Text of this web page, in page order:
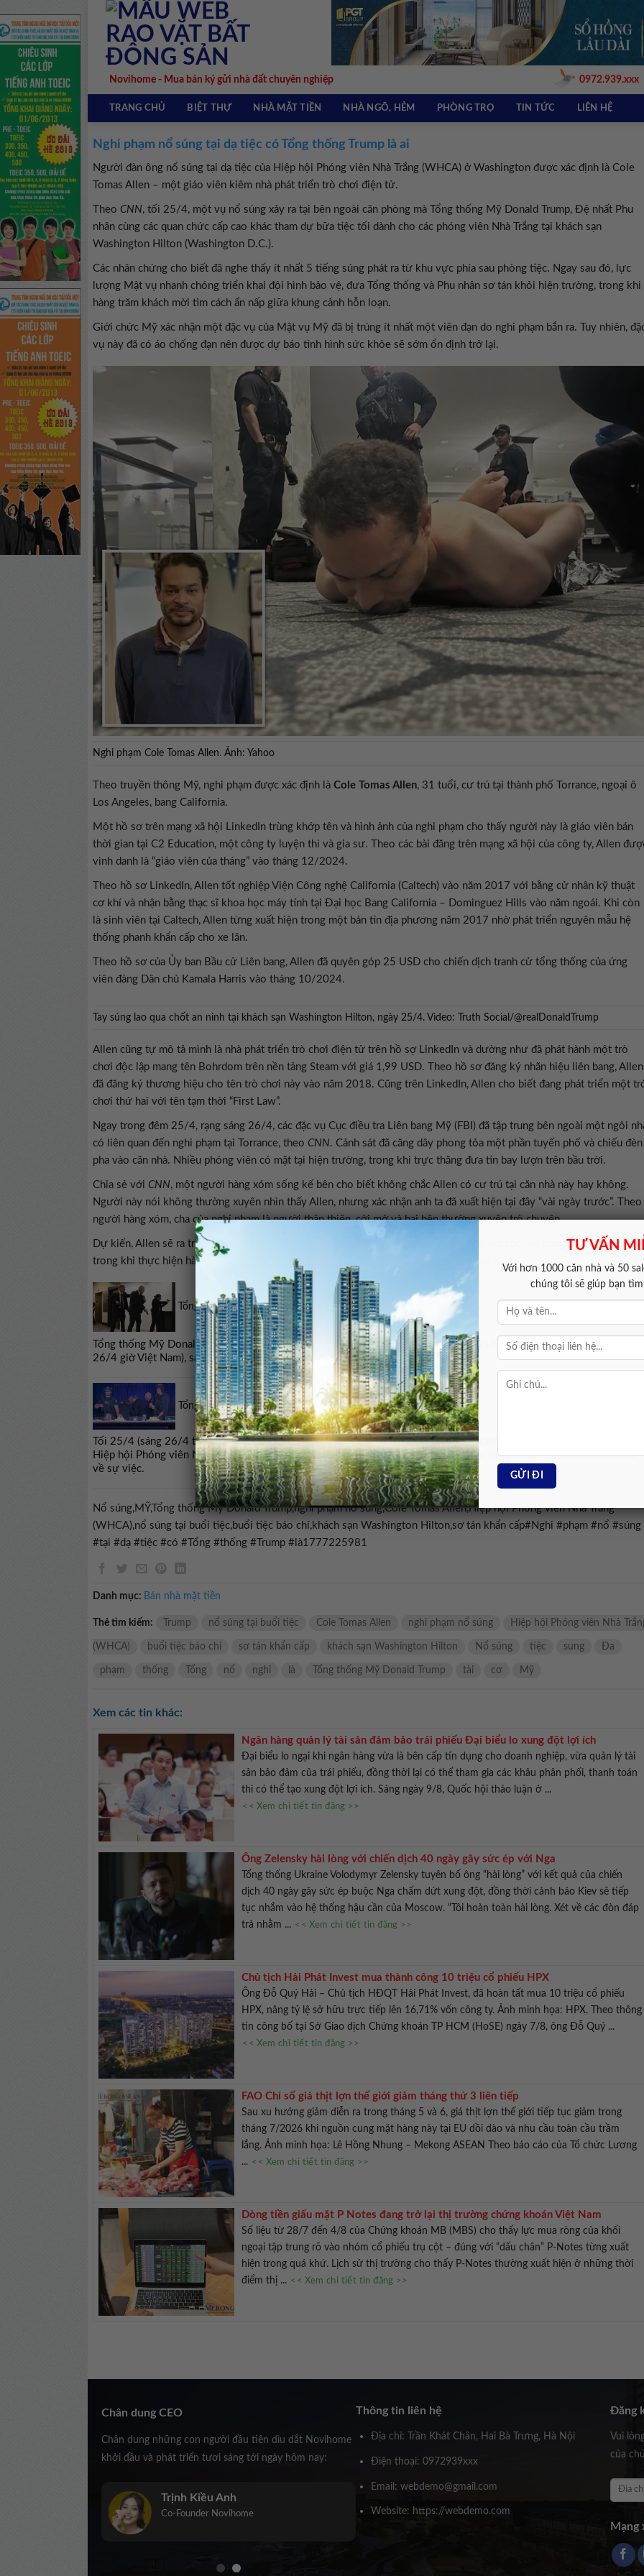
TƯ VẤN
Với hơn 1000 căn nhà và 50
chúng tôi sẽ giúp bạn
Skip
content
Novihome - Mua bán ký gửi nhà đất chuyên nghiệp 0972.939.xxx
TRANG CHỦ BIỆT THỰ NHÀ MẶT TIỀN NHÀ NGÕ, HẺM PHÒNG TRỌ TIN TỨC LIÊN HỆ
Nghi phạm nổ súng tại dạ tiệc có Tổng thống Trump là ai
Người đàn ông nổ súng tại dạ tiệc của Hiệp hội Phóng viên Nhà Trắng (WHCA) ở Washington được xác định là Cole
Tomas Allen – một giáo viên kiêm nhà phát triển trò chơi điện tử.
Theo CNN, tối 25/4, một vụ nổ súng xảy ra tại bên ngoài căn phòng mà Tổng thống Mỹ Donald Trump, Đệ nhất Phu
nhân cùng các quan chức cấp cao khác tham dự bữa tiệc tối dành cho các phóng viên Nhà Trắng tại khách sạn
Washington Hilton (Washington D.C.).
Các nhân chứng cho biết đã nghe thấy ít nhất 5 tiếng súng phát ra từ khu vực phía sau phòng tiệc. Ngay sau đó, lực
lượng Mật vụ nhanh chóng triển khai đội hình bảo vệ, đưa Tổng thống và Phu nhân sơ tán khỏi hiện trường, trong khi
hàng trăm khách mời tìm cách ẩn nấp giữa khung cảnh hỗn loạn.
Giới chức Mỹ xác nhận một đặc vụ của Mật vụ Mỹ đã bị trúng ít nhất một viên đạn do nghi phạm bắn ra. Tuy nhiên,
vụ này đã có áo chống đạn nên được dự báo tình hình sức khỏe sẽ sớm ổn định trở lại.
Nghi phạm Cole Tomas Allen. Ảnh: Yahoo
Theo truyền thông Mỹ, nghi phạm được xác định là Cole Tomas Allen, 31 tuổi, cư trú tại thành phố Torrance, ngoại ô
Los Angeles, bang California.
Một hồ sơ trên mạng xã hội LinkedIn trùng khớp tên và hình ảnh của nghi phạm cho thấy người này là giáo viên bán
thời gian tại C2 Education, một công ty luyện thi và gia sư. Theo các bài đăng trên mạng xã hội của công ty, Allen
vinh danh là “giáo viên của tháng” vào tháng 12/2024.
Theo hồ sơ LinkedIn, Allen tốt nghiệp Viện Công nghệ California (Caltech) vào năm 2017 với bằng cử nhân kỹ thuật
cơ khí và nhận bằng thạc sĩ khoa học máy tính tại Đại học Bang California – Dominguez Hills vào năm ngoái. Khi còn
là sinh viên tại Caltech, Allen từng xuất hiện trong một bản tin địa phương năm 2017 nhờ phát triển nguyên mẫu hệ
thống phanh khẩn cấp cho xe lăn.
Theo hồ sơ của Ủy ban Bầu cử Liên bang, Allen đã quyên góp 25 USD cho chiến dịch tranh cử tổng thống của ứng
viên đảng Dân chủ Kamala Harris vào tháng 10/2024.
Tay súng lao qua chốt an ninh tại khách sạn Washington Hilton, ngày 25/4. Video: Truth Social/@realDonaldTrump
Allen cũng tự mô tả mình là nhà phát triển trò chơi điện tử trên hồ sợ LinkedIn và dường như đã phát hành một trò
chơi độc lập mang tên Bohrdom trên nền tảng Steam với giá 1,99 USD. Theo hồ sơ đăng ký nhãn hiệu liên bang, Allen
đã đăng ký thương hiệu cho tên trò chơi này vào năm 2018. Cũng trên LinkedIn, Allen cho biết đang phát triển một
chơi thứ hai với tên tạm thời “First Law”.
Ngay trong đêm 25/4, rạng sáng 26/4, các đặc vụ Cục điều tra Liên bang Mỹ (FBI) đã tập trung bên ngoài một ngôi
có liên quan đến nghi phạm tại Torrance, theo CNN. Cảnh sát đã căng dây phong tỏa một phần tuyến phố và chiếu đèn
pha vào căn nhà. Nhiều phóng viên có mặt tại hiện trường, trong khi trực thăng đưa tin bay lượn trên bầu trời.
Chia sẻ với CNN, một người hàng xóm sống kế bên cho biết không chắc Allen có cư trú tại căn nhà này hay không.
Người này nói không thường xuyên nhìn thấy Allen, nhưng xác nhận anh ta đã xuất hiện tại đây “vài ngày trước”. Theo
người hàng xóm, cha của nghi phạm là người thân thiện, cởi mở và hai bên thường xuyên trò chuyện.
Dự kiến, Allen sẽ ra trình diện trước tòa án liên bang tại Washington vào ngày 27/4 với các cáo buộc sử dụng súng
trong khi thực hiện hành vi bạo lực và tấn công nhân viên liên bang bằng vũ khí nguy hiểm.
Tổng thống Trump phải sơ tán do nổ súng tại tiệc chiêu đãi
Tổng thống Mỹ Donald Trump đã được các Mật vụ khẩn trương hộ tống rời khỏi bữa tiệc chiêu đãi vào tối 25/4 (sáng
26/4 giờ Việt Nam), sau khi xảy ra một vụ nổ súng.
Tổng thống Trump lên tiếng sau vụ nổ súng tại tiệc tối báo chí
Tối 25/4 (sáng 26/4 theo giờ Việt Nam), không lâu sau khi được sơ tán khỏi hiện trường vụ nổ súng tại buổi tiệc của
Hiệp hội Phóng viên Nhà Trắng (WHCA), Tổng thống Mỹ Donald Trump đã xuất hiện trong cuộc họp báo để lên tiếng
về sự việc.
Nổ súng,MỸ,Tổng thống Mỹ Donald Trump,nghi phạm nổ súng,Cole Tomas Allen,Hiệp hội Phóng viên Nhà Trắng
(WHCA),nổ súng tại buổi tiệc,buổi tiệc báo chí,khách sạn Washington Hilton,sơ tán khẩn cấp#Nghi #phạm #nổ #súng
#tại #dạ #tiệc #có #Tổng #thống #Trump #là1777225981
Danh mục: Bán nhà mặt tiền
Thẻ tìm kiếm: Trump nổ súng tại buổi tiệc Cole Tomas Allen nghi phạm nổ súng Hiệp hội Phóng viên Nhà
(WHCA) buổi tiệc báo chí sơ tán khẩn cấp khách sạn Washington Hilton Nổ súng tiệc sung Đa
phạm thống Tổng nổ nghỉ là Tổng thống Mỹ Donald Trump tài cơ Mỹ
Xem các tin khác:
Ngân hàng quản lý tài sản đảm bảo trái phiếu Đại biểu lo xung đột lợi ích
Đại biểu lo ngại khi ngân hàng vừa là bên cấp tín dụng cho doanh nghiệp, vừa quản lý tài
sản bảo đảm của trái phiếu, đồng thời lại có thể tham gia các khâu phân phối, thanh toán
thì có thể tạo xung đột lợi ích. Sáng ngày 9/8, Quốc hội thảo luận ở ...
<< Xem chi tiết tin đăng >>
Ông Zelensky hài lòng với chiến dịch 40 ngày gây sức ép với Nga
Tổng thống Ukraine Volodymyr Zelensky tuyên bố ông “hài lòng” với kết quả của chiến
dịch 40 ngày gây sức ép buộc Nga chấm dứt xung đột, đồng thời cảnh báo Kiev sẽ tiếp
tục nhắm vào hệ thống hậu cần của Moscow. “Tôi hoàn toàn hài lòng. Xét về các đòn đáp
trả nhằm ... << Xem chi tiết tin đăng >>
Chủ tịch Hải Phát Invest mua thành công 10 triệu cổ phiếu HPX
Ông Đỗ Quý Hải – Chủ tịch HĐQT Hải Phát Invest, đã hoàn tất mua 10 triệu cổ phiếu
HPX, nâng tỷ lệ sở hữu trực tiếp lên 16,71% vốn công ty. Ảnh minh họa: HPX. Theo thông
tin công bố tại Sở Giao dịch Chứng khoán TP HCM (HoSE) ngày 7/8, ông Đỗ Quý ...
<< Xem chi tiết tin đăng >>
FAO Chỉ số giá thịt lợn thế giới giảm tháng thứ 3 liên tiếp
Sau xu hướng giảm diễn ra trong tháng 5 và 6, giá thịt lợn thế giới tiếp tục giảm trong
tháng 7/2026 khi nguồn cung mặt hàng này tại EU dồi dào và nhu cầu toàn cầu trầm
lắng. Ảnh minh họa: Lê Hồng Nhung – Mekong ASEAN Theo báo cáo của Tổ chức Lương
... << Xem chi tiết tin đăng >>
Dòng tiền giấu mặt P Notes đang trở lại thị trường chứng khoán Việt Nam
Số liệu từ 28/7 đến 4/8 của Chứng khoán MB (MBS) cho thấy lực mua ròng của khối
ngoại tập trung rõ vào nhóm cổ phiếu trụ cột – đúng với “dấu chân” P-Notes từng xuất
hiện trong quá khứ. Lịch sử thị trường cho thấy P-Notes thường xuất hiện ở những thời
điểm thị ... << Xem chi tiết tin đăng >>
Chân dung CEO
Chân dung những con người đầu tiên dìu dắt Novihome
khởi đầu và phát triển tươi sáng tới ngày hôm nay:
Founder Novihome
Trịnh Kiều Anh
Co-Founder Novihome
Thông tin liên hệ
Địa chỉ: Trần Khát Chân, Hai Bà Trưng, Hà Nội
Điện thoại: 0972939xxx
Email: webdemo@gmail.com
Website: https://webdemo.com
Đăng
Vui
của
Mạng